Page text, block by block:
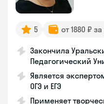
5 от 1880 ₽
Закончила
Педагогический
Является
ОГЭ и ЕГЭ
Применяет